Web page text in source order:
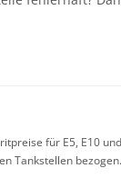
für E5, E10
Tankstellen